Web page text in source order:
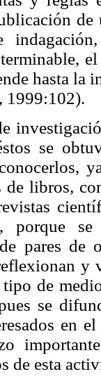
de
hasta la
1999:102).
se
libros,
porque
pares de
y
de
se
en
de esta